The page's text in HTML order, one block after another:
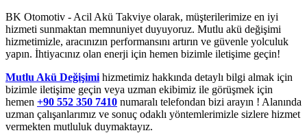
BK Otomotiv - Acil Akü Takviye olarak, müşterilerimize en iyi
hizmeti sunmaktan memnuniyet duyuyoruz. Mutlu akü değişimi
hizmetimizle, aracınızın performansını artırın ve güvenle yolculuk
yapın. İhtiyacınız olan enerji için hemen bizimle iletişime geçin!
Mutlu Akü Değişimi hizmetimiz hakkında detaylı bilgi almak için
bizimle iletişime geçin veya uzman ekibimiz ile görüşmek için
hemen +90 552 350 7410 numaralı telefondan bizi arayın ! Alanında
uzman çalışanlarımız ve sonuç odaklı yöntemlerimizle sizlere hizmet
vermekten mutluluk duymaktayız.